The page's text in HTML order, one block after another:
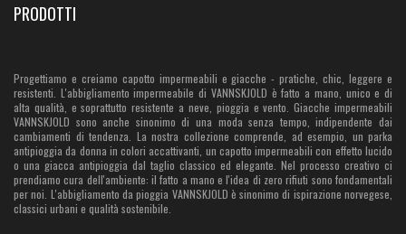
PRODOTTI
Progettiamo e creiamo capotto impermeabili e giacche - pratiche, chic, leggere e
resistenti. L'abbigliamento impermeabile di VANNSKJOLD è fatto a mano, unico e di
alta qualità, e soprattutto resistente a neve, pioggia e vento. Giacche impermeabili
VANNSKJOLD sono anche sinonimo di una moda senza tempo, indipendente dai
cambiamenti di tendenza. La nostra collezione comprende, ad esempio, un parka
antipioggia da donna in colori accattivanti, un capotto impermeabili con effetto lucido
o una giacca antipioggia dal taglio classico ed elegante. Nel processo creativo ci
prendiamo cura dell'ambiente: il fatto a mano e l'idea di zero rifiuti sono fondamentali
per noi. L'abbigliamento da pioggia VANNSKJOLD è sinonimo di ispirazione norvegese,
classici urbani e qualità sostenibile.